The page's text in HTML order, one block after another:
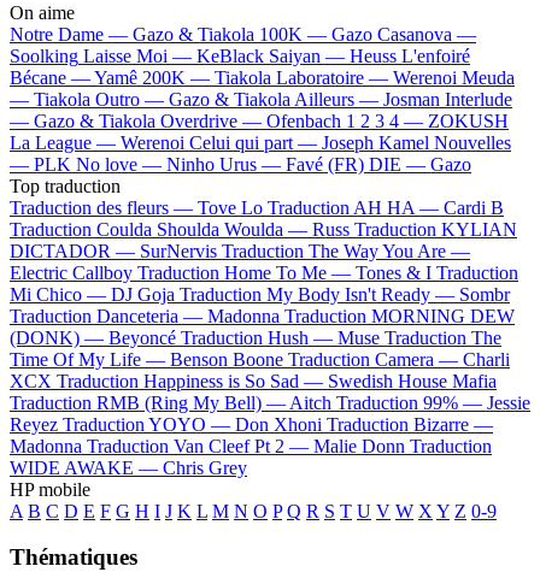
On aime
Notre Dame — Gazo & Tiakola 100K — Gazo Casanova —
Soolking Laisse Moi — KeBlack Saiyan — Heuss L'enfoiré
Bécane —Yamê 200K — Tiakola Laboratoire — Werenoi Meuda
— Tiakola Outro — Gazo & Tiakola Ailleurs — Josman Interlude
— Gazo & Tiakola Overdrive — Ofenbach 1 2 3 4 — ZOKUSH
La League — Werenoi Celui qui part — Joseph Kamel Nouvelles
— PLK No love — Ninho Urus — Favé (FR) DIE — Gazo
Top traduction
Traduction des fleurs — Tove Lo Traduction AH HA — Cardi B
Traduction Coulda Shoulda Woulda — Russ Traduction KYLIAN
DICTADOR — SurNervis Traduction The Way You Are —
Electric Callboy Traduction Home To Me — Tones & I Traduction
Mi Chico — DJ Goja Traduction My Body Isn't Ready — Sombr
Traduction Danceteria — Madonna Traduction MORNING DEW
(DONK) — Beyoncé Traduction Hush — Muse Traduction The
Time Of My Life — Benson Boone Traduction Camera — Charli
XCX Traduction Happiness is So Sad — Swedish House Mafia
Traduction RMB (Ring My Bell) — Aitch Traduction 99% — Jessie
Reyez Traduction YOYO — Don Xhoni Traduction Bizarre —
Madonna Traduction Van Cleef Pt 2 — Malie Donn Traduction
WIDE AWAKE — Chris Grey
HP mobile
A B C D E F G H I J K L M N O P Q R S T U V W X Y Z 0-9
Thématiques